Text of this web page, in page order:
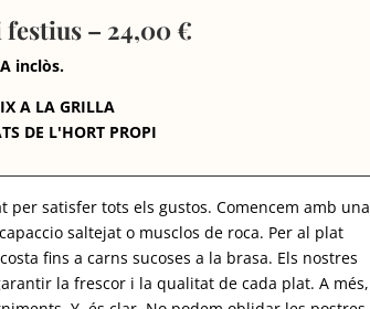
– 24,00 €
inclòs.
A LA GRILLA
DE L'HORT PROPI
satisfer tots els gustos. Comencem amb una
saltejat o musclos de roca. Per al plat
fins a carns sucoses a la brasa. Els nostres
la frescor i la qualitat de cada plat. A més,